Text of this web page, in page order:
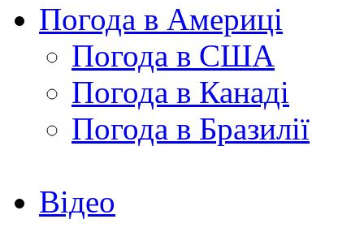
Погода в Америці
Погода в США
Погода в Канаді
Погода в Бразилії
Відео